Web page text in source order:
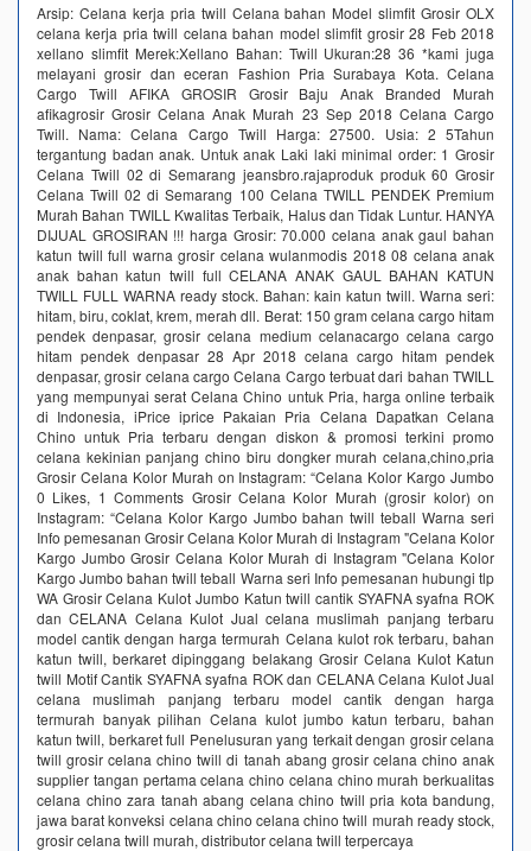
Arsip: Celana kerja pria twill Celana bahan Model slimfit Grosir OLX
celana kerja pria twill celana bahan model slimfit grosir 28 Feb 2018
xellano slimfit Merek:Xellano Bahan: Twill Ukuran:28 36 *kami juga
melayani grosir dan eceran Fashion Pria Surabaya Kota. Celana
Cargo Twill AFIKA GROSIR Grosir Baju Anak Branded Murah
afikagrosir Grosir Celana Anak Murah 23 Sep 2018 Celana Cargo
Twill. Nama: Celana Cargo Twill Harga: 27500. Usia: 2 5Tahun
tergantung badan anak. Untuk anak Laki laki minimal order: 1 Grosir
Celana Twill 02 di Semarang jeansbro.rajaproduk produk 60 Grosir
Celana Twill 02 di Semarang 100 Celana TWILL PENDEK Premium
Murah Bahan TWILL Kwalitas Terbaik, Halus dan Tidak Luntur. HANYA
DIJUAL GROSIRAN !!! harga Grosir: 70.000 celana anak gaul bahan
katun twill full warna grosir celana wulanmodis 2018 08 celana anak
anak bahan katun twill full CELANA ANAK GAUL BAHAN KATUN
TWILL FULL WARNA ready stock. Bahan: kain katun twill. Warna seri:
hitam, biru, coklat, krem, merah dll. Berat: 150 gram celana cargo hitam
pendek denpasar, grosir celana medium celanacargo celana cargo
hitam pendek denpasar 28 Apr 2018 celana cargo hitam pendek
denpasar, grosir celana cargo Celana Cargo terbuat dari bahan TWILL
yang mempunyai serat Celana Chino untuk Pria, harga online terbaik
di Indonesia, iPrice iprice Pakaian Pria Celana Dapatkan Celana
Chino untuk Pria terbaru dengan diskon & promosi terkini promo
celana kekinian panjang chino biru dongker murah celana,chino,pria
Grosir Celana Kolor Murah on Instagram: “Celana Kolor Kargo Jumbo
0 Likes, 1 Comments Grosir Celana Kolor Murah (grosir kolor) on
Instagram: “Celana Kolor Kargo Jumbo bahan twill teball Warna seri
Info pemesanan Grosir Celana Kolor Murah di Instagram "Celana Kolor
Kargo Jumbo Grosir Celana Kolor Murah di Instagram "Celana Kolor
Kargo Jumbo bahan twill teball Warna seri Info pemesanan hubungi tlp
WA Grosir Celana Kulot Jumbo Katun twill cantik SYAFNA syafna ROK
dan CELANA Celana Kulot Jual celana muslimah panjang terbaru
model cantik dengan harga termurah Celana kulot rok terbaru, bahan
katun twill, berkaret dipinggang belakang Grosir Celana Kulot Katun
twill Motif Cantik SYAFNA syafna ROK dan CELANA Celana Kulot Jual
celana muslimah panjang terbaru model cantik dengan harga
termurah banyak pilihan Celana kulot jumbo katun terbaru, bahan
katun twill, berkaret full Penelusuran yang terkait dengan grosir celana
twill grosir celana chino twill di tanah abang grosir celana chino anak
supplier tangan pertama celana chino celana chino murah berkualitas
celana chino zara tanah abang celana chino twill pria kota bandung,
jawa barat konveksi celana chino celana chino twill murah ready stock,
grosir celana twill murah, distributor celana twill terpercaya